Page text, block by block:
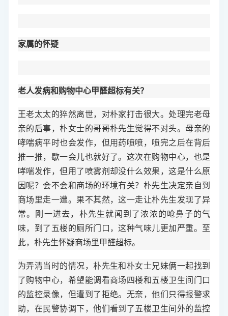
家属的怀疑
老人发病和购物中心甲醛超标有关？
王老太太的猝然离世，对朴家打击很大。处理完老母
亲的后事，朴女士的哥哥朴先生觉得不对头。母亲的
哮喘病平时也会发作，但用药喷喷，喷完之后在背后
推一推，歇一会儿也就好了。这次在购物中心，也是
哮喘发作，但用了喷雾剂却没什么效果，这是什么原
因呢？会不会和商场的环境有关？朴先生决定亲自到
商场里走一遭。果不其然，这一走让朴先生发现了异
常。刚一进去，朴先生就闻到了浓浓的呛鼻子的气
味，到了五楼的厕所门口，这种气味儿更加严重。至
此，朴先生怀疑商场里甲醛超标。
为弄清当时的情况，朴先生和朴女士兄妹俩一起找到
了购物中心，希望能调看商场四楼和五楼卫生间门口
的监控录像，但遭到了拒绝。无奈，他们只得报警求
助，在民警协调下，他们看到了五楼卫生间外的监控